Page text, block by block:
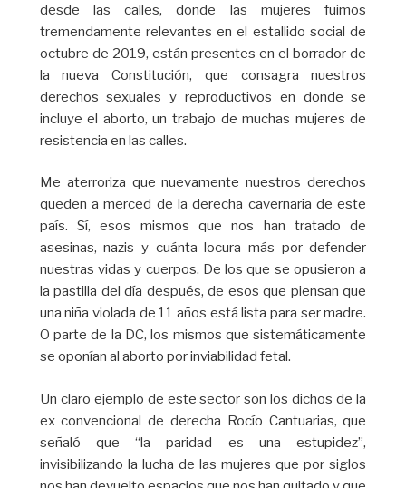
desde las calles, donde las mujeres fuimos
tremendamente relevantes en el estallido social de
octubre de 2019, están presentes en el borrador de
la nueva Constitución, que consagra nuestros
derechos sexuales y reproductivos en donde se
incluye el aborto, un trabajo de muchas mujeres de
resistencia en las calles.
Me aterroriza que nuevamente nuestros derechos
queden a merced de la derecha cavernaria de este
país. Sí, esos mismos que nos han tratado de
asesinas, nazis y cuánta locura más por defender
nuestras vidas y cuerpos. De los que se opusieron a
la pastilla del día después, de esos que piensan que
una niña violada de 11 años está lista para ser madre.
O parte de la DC, los mismos que sistemáticamente
se oponían al aborto por inviabilidad fetal.
Un claro ejemplo de este sector son los dichos de la
ex convencional de derecha Rocío Cantuarias, que
señaló que “la paridad es una estupidez”,
invisibilizando la lucha de las mujeres que por siglos